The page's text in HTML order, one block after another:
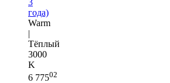
года)
Warm
|
Тёплый
3000
K
6 77502